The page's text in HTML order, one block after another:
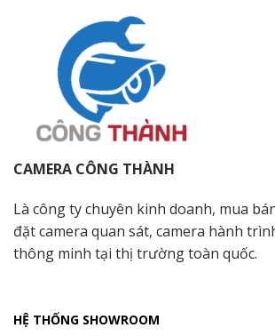
CAMERA CÔNG THÀNH
Là công ty chuyên kinh doanh, mua
đặt camera quan sát, camera hành
thông minh tại thị trường toàn quốc.
HỆ THỐNG SHOWROOM